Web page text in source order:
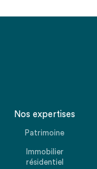
Nos expertises
Patrimoine
Immobilier
résidentiel